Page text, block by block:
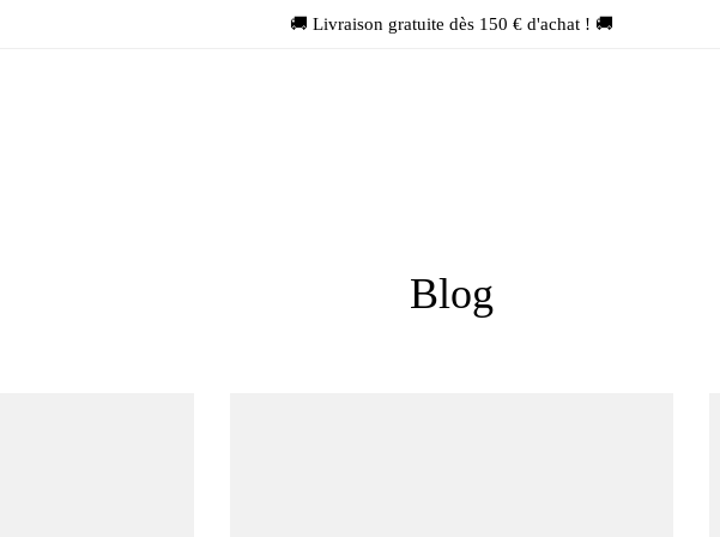
🚚 Livraison gratuite dès 150 € d'achat ! 🚚
Blog